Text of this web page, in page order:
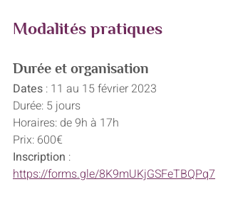
Modalités pratiques
Durée et organisation
Dates : 11 au 15 février 2023
Durée: 5 jours
Horaires: de 9h à 17h
Prix: 600€
Inscription :
https://forms.gle/8K9mUKjGSFeTBQPq7